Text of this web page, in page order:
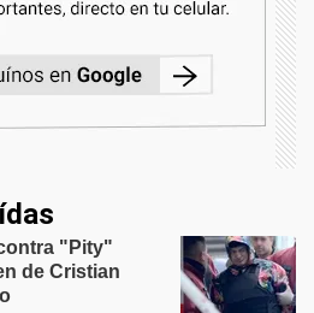
"Pity"
de Cristian